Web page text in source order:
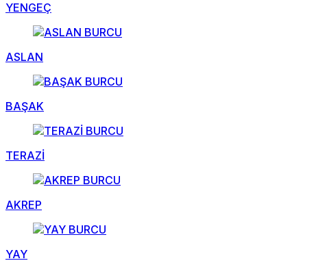
YENGEÇ
ASLAN
BAŞAK
TERAZİ
AKREP
YAY